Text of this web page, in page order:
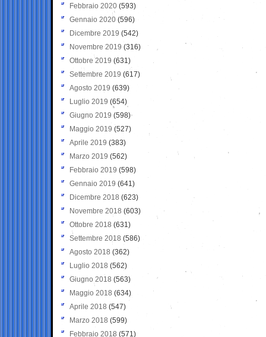
Febbraio 2020 (593)
Gennaio 2020 (596)
Dicembre 2019 (542)
Novembre 2019 (316)
Ottobre 2019 (631)
Settembre 2019 (617)
Agosto 2019 (639)
Luglio 2019 (654)
Giugno 2019 (598)
Maggio 2019 (527)
Aprile 2019 (383)
Marzo 2019 (562)
Febbraio 2019 (598)
Gennaio 2019 (641)
Dicembre 2018 (623)
Novembre 2018 (603)
Ottobre 2018 (631)
Settembre 2018 (586)
Agosto 2018 (362)
Luglio 2018 (562)
Giugno 2018 (563)
Maggio 2018 (634)
Aprile 2018 (547)
Marzo 2018 (599)
Febbraio 2018 (571)